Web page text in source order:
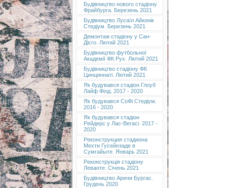
Будівництво нового стадіону
Фрайбурга. Березень 2021
Будівництво Лусаїл Айконік
Стедіум. Березень 2021
Демонтаж стадіону у Сан-
Дієго. Лютий 2021
Будівництво футбольної
Академії ФК Рух. Лютий 2021
Будівництво стадіону ФК
Цинциннаті. Лютий 2021
Як будувався стадіон Глоуб
Лайф Філд. 2017 - 2020
Як будувався СоФі Стедіум.
2016 - 2020
Як будувався стадіон
Рейдерс у Лас-Вегасі. 2017 -
2020
Реконструкция стадиона
Мехти Гусейнзаде в
Сумгайыте. Январь 2021
Реконструкція стадіону
Леванте. Січень 2021
Будівництво Арени Бургас.
Грудень 2020